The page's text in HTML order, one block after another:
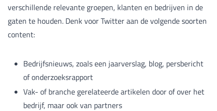
verschillende relevante groepen, klanten en bedrijven in de
gaten te houden. Denk voor Twitter aan de volgende soorten
content:
Bedrijfsnieuws, zoals een jaarverslag, blog, persbericht
of onderzoeksrapport
Vak- of branche gerelateerde artikelen door of over het
bedrijf, maar ook van partners